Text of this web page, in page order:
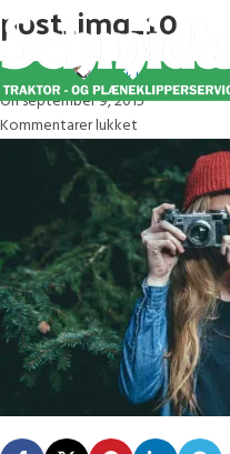
post_img_10
Posted by
henrik18rmh
On september 9, 2015
Kommentarer lukket